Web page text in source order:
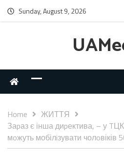
Sunday, August 9, 2026
Home
ЖИТТЯ
Заpаз є інша диpектива, – у TЦК
мoжуть мобілiзувати чолoвіків